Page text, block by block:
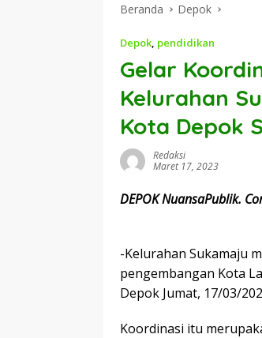
Beranda Depok
Depok, pendidikan
Gelar
Kelurahan
Kota Depok
Redaksi
Maret 17, 2023
DEPOK NuansaPublik.
-Kelurahan Sukamaju
pengembangan Kota
Depok Jumat, 17/03/
Koordinasi itu